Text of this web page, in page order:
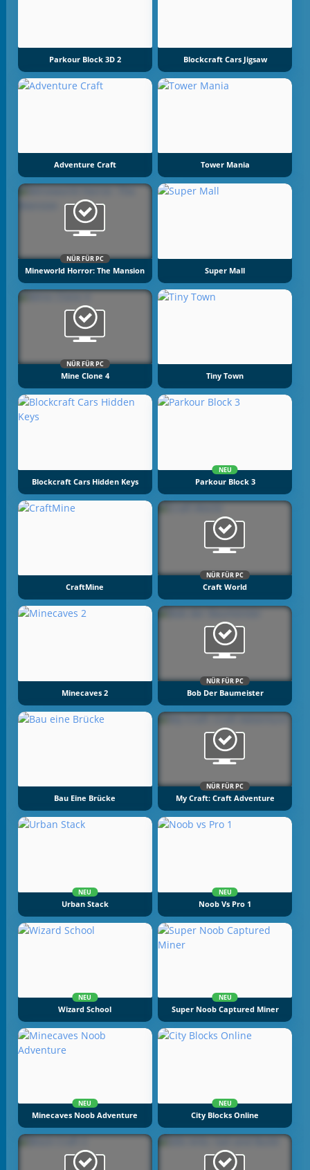
Parkour Block 3D 2 Blockcraft Cars Jigsaw
Adventure Craft Tower Mania
NÜR FÜR PC
Mineworld Horror: The Mansion Super Mall
NÜR FÜR PC
Mine Clone 4 Tiny Town
Blockcraft Cars Hidden Keys
NEU
Parkour Block 3
CraftMine
NÜR FÜR PC
Craft World
Minecaves 2
NÜR FÜR PC
Bob Der Baumeister
Bau Eine Brücke
NÜR FÜR PC
My Craft: Craft Adventure
NEU
Urban Stack
NEU
Noob Vs Pro 1
NEU
Wizard School
NEU
Super Noob Captured Miner
NEU
Minecaves Noob Adventure
NEU
City Blocks Online